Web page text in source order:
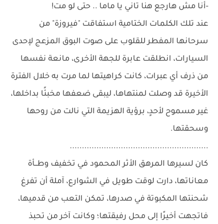
-أنا مش هارجع هنا تاني يا ماما .. حتى لو مت!
عند تلك الكلمات الختامية استفاقت "فيروزة" من
سرحانها المفطر للقلوب على صوت البوق المزعج لإحدى
السيارات، انطلقت عابرة للجهة الأخرى، مانعة نفسها
من ذرف أي عبرات، كانت كراهيتها لما مرت به خلال الفترة
الأخيرة قد وصلت لمنتهاها، ليبقى ضعفها مخبئًا بداخلها،
غير مسموح لأحدٍ، برؤية الهزيمة التي نالت من روحها
وسحقتها.
.........................................................
كان لسيرها المرهق الأثر المحمود في تخفيف وطــأة
معاناتها، دارت لوقت طويل في الشوارع، آملة أن تفرغ
شحنتها المكبوتة في صدرها، تمكن التعب من قدميها،
فاتجهت أخيرًا إلى محل رفيقتها؛ وكانت آخر من تحبذ